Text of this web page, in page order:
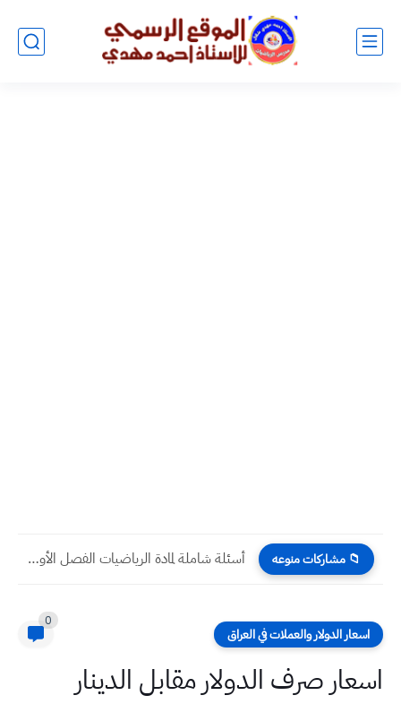
📁 مشاركات منوعه أسئلة شاملة لمادة الرياضيات الفصل الأول وبداية الفصل الثاني مع...
اسعار الدولار والعملات في العراق
0
اسعار صرف الدولار مقابل الدينار